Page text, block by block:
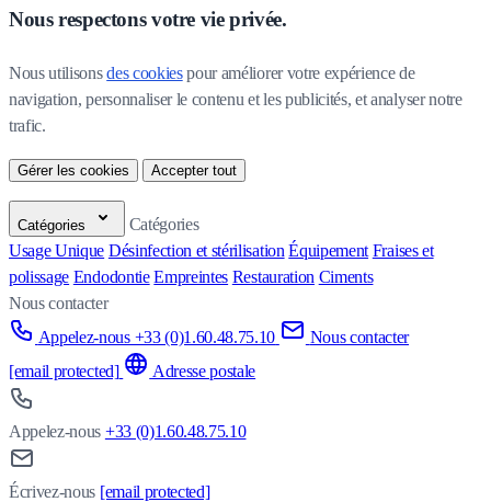
Nous respectons votre vie privée.
Nous utilisons des cookies pour améliorer votre expérience de
navigation, personnaliser le contenu et les publicités, et analyser notre
trafic.
Gérer les cookies Accepter tout
Catégories
Catégories
Usage Unique Désinfection et stérilisation Équipement Fraises et
polissage Endodontie Empreintes Restauration Ciments
Nous contacter
Appelez-nous +33 (0)1.60.48.75.10
Nous contacter
[email protected]
Adresse postale
Appelez-nous +33 (0)1.60.48.75.10
Écrivez-nous [email protected]